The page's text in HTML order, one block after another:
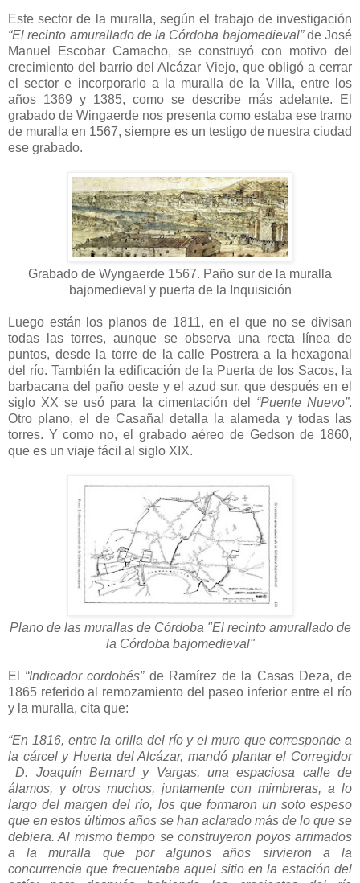
Este sector de la muralla, según el trabajo de investigación
“El recinto amurallado de la Córdoba bajomedieval”de José
Manuel Escobar Camacho, se construyó con motivo del
crecimiento del barrio del Alcázar Viejo, que obligó a cerrar
el sector e incorporarlo a la muralla de la Villa, entre los
años 1369 y 1385, como se describe más adelante. El
grabado de Wingaerde nos presenta como estaba ese tramo
de muralla en 1567, siempre es un testigo de nuestra ciudad
ese grabado.
Grabado de Wyngaerde 1567. Paño sur de la muralla
bajomedieval y puerta de la Inquisición
Luego están los planos de 1811, en el que no se divisan
todas las torres, aunque se observa una recta línea de
puntos, desde la torre de la calle Postrera a la hexagonal
del río. También la edificación de la Puerta de los Sacos, la
barbacana del paño oeste y el azud sur, que después en el
siglo XX se usó para la cimentación del “Puente Nuevo”.
Otro plano, el de Casañal detalla la alameda y todas las
torres. Y como no, el grabado aéreo de Gedson de 1860,
que es un viaje fácil al siglo XIX.
Plano de las murallas de Córdoba "El recinto amurallado de
la Córdoba bajomedieval"
El “Indicador cordobés” de Ramírez de la Casas Deza, de
1865 referido al remozamiento del paseo inferior entre el río
y la muralla, cita que:
“En 1816, entre la orilla del río y el muro que corresponde a
la cárcel y Huerta del Alcázar, mandó plantar el Corregidor
D. Joaquín Bernard y Vargas, una espaciosa calle de
álamos, y otros muchos, juntamente con mimbreras, a lo
largo del margen del río, los que formaron un soto espeso
que en estos últimos años se han aclarado más de lo que se
debiera. Al mismo tiempo se construyeron poyos arrimados
a la muralla que por algunos años sirvieron a la
concurrencia que frecuentaba aquel sitio en la estación del